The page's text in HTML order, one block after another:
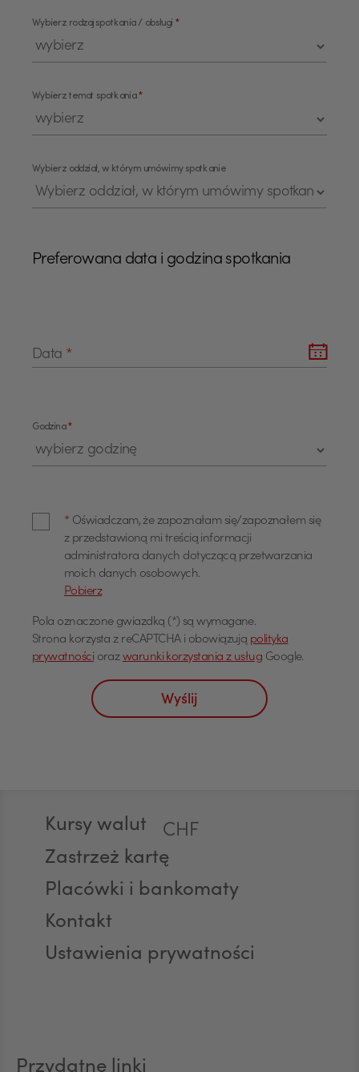
Wybierz rodzaj spotkania / obsługi *
Lista wyboru rodzaju obsługi
Wybierz temat spotkania*
Lista wyboru z tematami spotkania
Wybierz oddział, w którym umówimy spotkanie
Preferowana data i godzina spotkania
Data *
Godzina*
* Oświadczam, że zapoznałam się/zapoznałem się
z przedstawioną mi treścią informacji
administratora danych dotyczącą przetwarzania
moich danych osobowych.
Pobierz
Pola oznaczone gwiazdką (*) są wymagane.
Strona korzysta z reCAPTCHA i obowiązują polityka
prywatności oraz warunki korzystania z usług Google.
Wyślij
Kursy walut
USD
EUR
CHF
AED
AUD
Zastrzeż kartę
Placówki i bankomaty
Kontakt
Ustawienia prywatności
Przydatne linki